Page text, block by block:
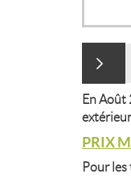
En
PRIX
Pour